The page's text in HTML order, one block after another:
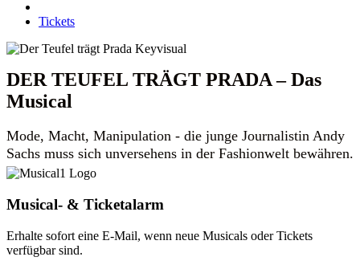
Tickets
DER TEUFEL TRÄGT PRADA – Das
Musical
Mode, Macht, Manipulation - die junge Journalistin Andy
Sachs muss sich unversehens in der Fashionwelt bewähren.
Musical- & Ticketalarm
Erhalte sofort eine E-Mail, wenn neue Musicals oder Tickets
verfügbar sind.